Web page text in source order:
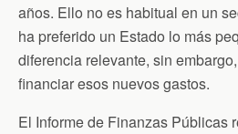
años. Ello no es habitual en un
ha preferido un Estado lo más
diferencia relevante, sin
financiar esos nuevos gastos.
El Informe de Finanzas Públicas